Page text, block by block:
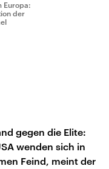
Europa:
der
gegen die Elite:
wenden sich in
Feind, meint der